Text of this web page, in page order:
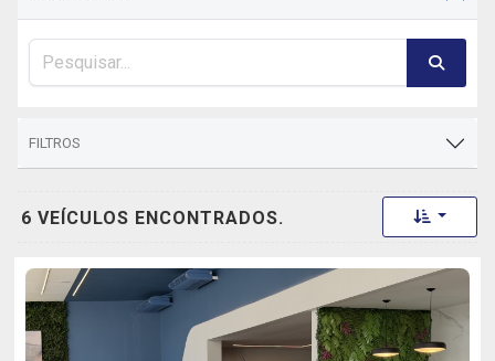
FILTROS
6 VEÍCULOS ENCONTRADOS. Toggle